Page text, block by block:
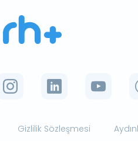
Gizlilik Sözleşmesi